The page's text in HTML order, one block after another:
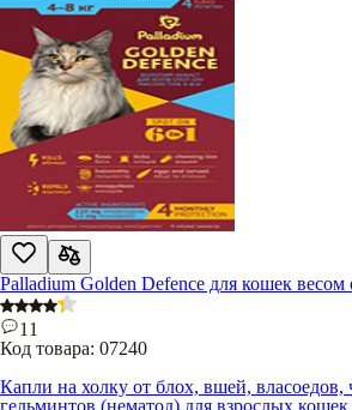
Palladium Golden Defence для кошек весом
11
Код товара: 07240
Капли на холку от блох, вшей,
гельминтов (нематод) для взрослых кошек